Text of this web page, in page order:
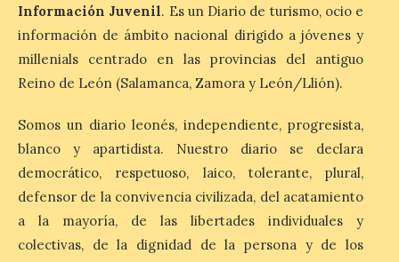
minerales, rocas y fósiles de Castilla y
León’, podrá visitarse hasta finales del
La Bañeza inicia sus
fiestas con el pregón a
cargo de Arturo Martínez
Matilla
8 Ago 2026
El Ayuntamiento de La
Información Juvenil. Es un Diario de turismo, ocio e
información de ámbito nacional dirigido a jóvenes y
millenials centrado en las provincias del antiguo
Reino de León (Salamanca, Zamora y León/Llión).
Somos un diario leonés, independiente, progresista,
blanco y apartidista. Nuestro diario se declara
democrático, respetuoso, laico, tolerante, plural,
defensor de la convivencia civilizada, del acatamiento
a la mayoría, de las libertades individuales y
colectivas, de la dignidad de la persona y de los